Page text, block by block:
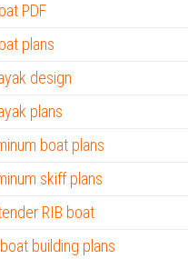
PDF
plans
design
plans
boat plans
skiff plans
RIB boat
building plans